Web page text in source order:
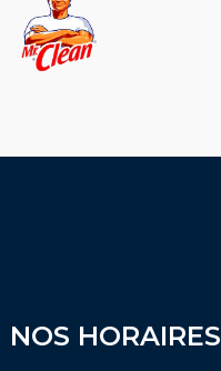
NOS HORAIRES